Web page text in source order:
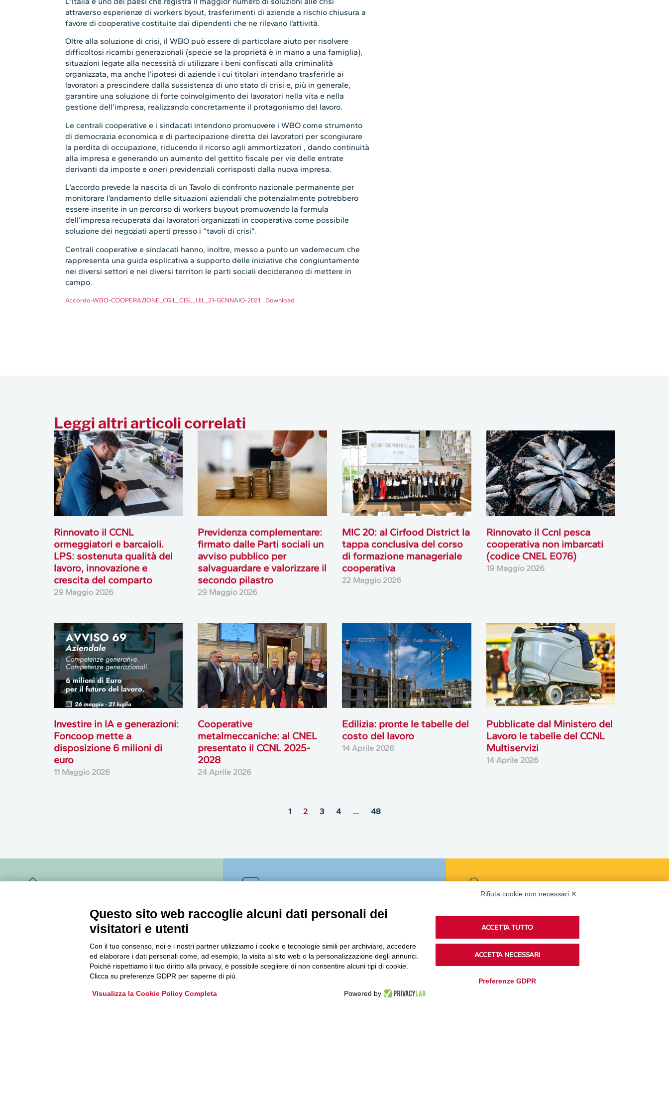
attraverso esperienze di workers byout, trasferimenti di aziende a rischio chiusura a
favore di cooperative costituite dai dipendenti che ne rilevano l’attività.
Oltre alla soluzione di crisi, il WBO può essere di particolare aiuto per risolvere
difficoltosi ricambi generazionali (specie se la proprietà è in mano a una famiglia),
situazioni legate alla necessità di utilizzare i beni confiscati alla criminalità
organizzata, ma anche l’ipotesi di aziende i cui titolari intendano trasferirle ai
lavoratori a prescindere dalla sussistenza di uno stato di crisi e, più in generale,
garantire una soluzione di forte coinvolgimento dei lavoratori nella vita e nella
gestione dell’impresa, realizzando concretamente il protagonismo del lavoro.
Le centrali cooperative e i sindacati intendono promuovere i WBO come strumento
di democrazia economica e di partecipazione diretta dei lavoratori per scongiurare
la perdita di occupazione, riducendo il ricorso agli ammortizzatori , dando continuità
alla impresa e generando un aumento del gettito fiscale per vie delle entrate
derivanti da imposte e oneri previdenziali corrisposti dalla nuova impresa.
L’accordo prevede la nascita di un Tavolo di confronto nazionale permanente per
monitorare l’andamento delle situazioni aziendali che potenzialmente potrebbero
essere inserite in un percorso di workers buyout promuovendo la formula
dell’impresa recuperata dai lavoratori organizzati in cooperativa come possibile
soluzione dei negoziati aperti presso i “tavoli di crisi”.
Centrali cooperative e sindacati hanno, inoltre, messo a punto un vademecum che
rappresenta una guida esplicativa a supporto delle iniziative che congiuntamente
nei diversi settori e nei diversi territori le parti sociali decideranno di mettere in
campo.
Accordo-WBO-COOPERAZIONE_CGIL_CISL_UIL_21-GENNAIO-2021 Download
Leggi altri articoli correlati
Rinnovato il CCNL
ormeggiatori e barcaioli.
LPS: sostenuta qualità del
lavoro, innovazione e
crescita del comparto
29 Maggio 2026
Previdenza complementare:
firmato dalle Parti sociali un
avviso pubblico per
salvaguardare e valorizzare il
secondo pilastro
29 Maggio 2026
MIC 20: al Cirfood District la
tappa conclusiva del corso
di formazione manageriale
cooperativa
22 Maggio 2026
Rinnovato il Ccnl pesca
cooperativa non imbarcati
(codice CNEL E076)
19 Maggio 2026
Investire in IA e generazioni:
Foncoop mette a
disposizione 6 milioni di
euro
11 Maggio 2026
Cooperative
metalmeccaniche: al CNEL
presentato il CCNL 2025-
2028
24 Aprile 2026
Edilizia: pronte le tabelle del
costo del lavoro
14 Aprile 2026
Pubblicate dal Ministero del
Lavoro le tabelle del CCNL
Multiservizi
14 Aprile 2026
1 2 3 4 … 48
Accedi o iscriviti alla nostra Newsletter Legacoop
Informazioni per restare sempre aggiornati sul
Archivio Newsletter
Podcast
su Spreaker.
Rifiuta cookie non necessari ✕
Questo sito web raccoglie alcuni dati personali dei
visitatori e utenti
Con il tuo consenso, noi e i nostri partner utilizziamo i cookie e tecnologie simili per archiviare, accedere
ed elaborare i dati personali come, ad esempio, la visita al sito web o la personalizzazione degli annunci.
Poiché rispettiamo il tuo diritto alla privacy, è possibile scegliere di non consentire alcuni tipi di cookie.
Clicca su preferenze GDPR per saperne di più.
Visualizza la Cookie Policy Completa Powered by
ACCETTA TUTTO
ACCETTA NECESSARI
Preferenze GDPR